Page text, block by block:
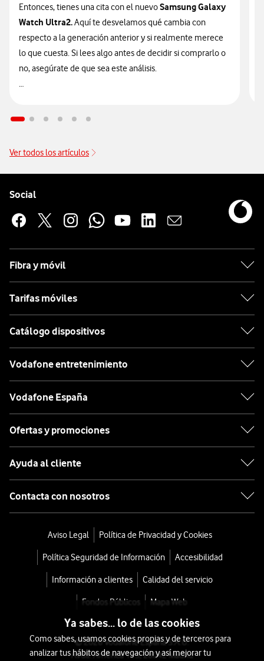
Entonces, tienes una cita con el nuevoSamsung Galaxy
Watch Ultra2.Aquí te desvelamos qué cambia con
respecto a la generación anterior y si realmente merece
lo que cuesta. Si lees algo antes de decidir si comprarlo o
no, asegúrate de que sea este análisis.
Galaxy Watch Ultra2 financiado
Ver todos los artículos
Social
Fibra y móvil
Tarifas móviles
Catálogo dispositivos
Vodafone entretenimiento
Vodafone España
Ofertas y promociones
Ayuda al cliente
Contacta con nosotros
Aviso Legal Política de Privacidad y Cookies
Política Seguridad de Información Accesibilidad
Información a clientes Calidad del servicio
Fondos Públicos Mapa Web
© 2026 Vodafone España S.A.U.
Avda. América 115, 28042 Madrid
Ya sabes... lo de las cookies
Como sabes, usamos cookies propias y de terceros para
analizar tus hábitos de navegación y así mejorar tu